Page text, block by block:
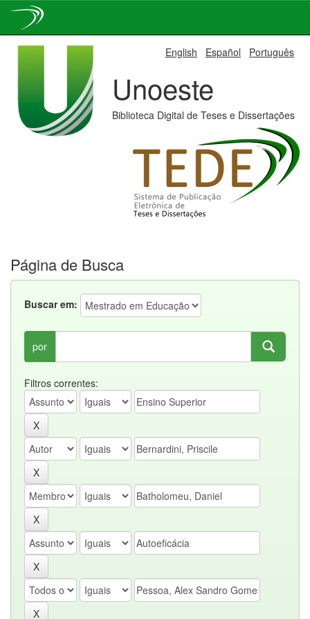
English Español Português
Unoeste
Biblioteca Digital de Teses e Dissertações
Página de Busca
Buscar em:
por
Filtros correntes: